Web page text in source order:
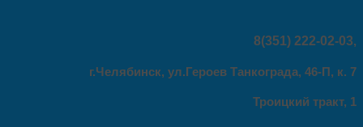
8(351) 222-02-03,
г.Челябинск, ул.Героев Танкограда, 46-П, к. 7
Троицкий тракт, 1